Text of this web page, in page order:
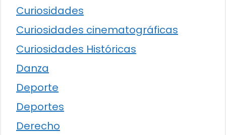
Curiosidades
Curiosidades cinematográficas
Curiosidades Históricas
Danza
Deporte
Deportes
Derecho